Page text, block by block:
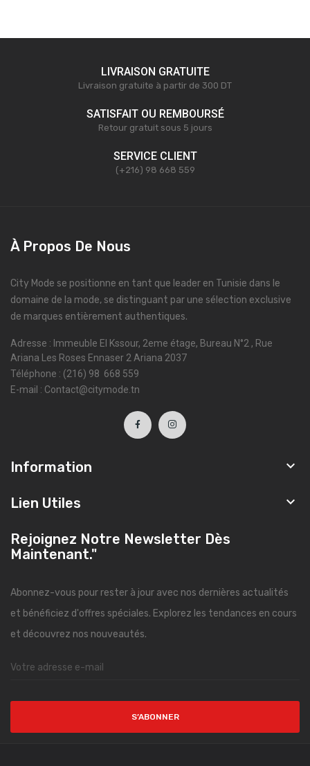
LIVRAISON GRATUITE
Livraison gratuite à partir de 300 DT
SATISFAIT OU REMBOURSÉ
Retour gratuit sous 5 jours
SERVICE CLIENT
(+216) 98 668 559
À Propos De Nous
City Mode se positionne en tant que leader en Tunisie dans le
domaine de la mode, se distinguant par une sélection exclusive
de marques entièrement authentiques.
Adresse : Immeuble El Kssour, 2eme étage, Bureau N°2 , Rue
Ariana Les Roses Ennaser 2 Ariana 2037
Téléphone : (216) 98 668 559
E-mail : Contact@citymode.tn
Information 
Lien Utiles 
Rejoignez Notre Newsletter Dès
Maintenant."
Abonnez-vous pour rester à jour avec nos dernières actualités
et bénéficiez d'offres spéciales. Explorez les tendances en cours
et découvrez nos nouveautés.
S’ABONNER